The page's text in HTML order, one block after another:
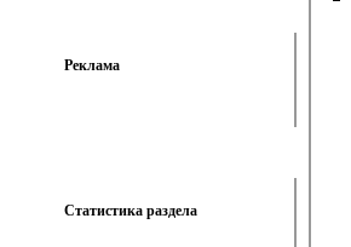
Реклама
Статистика раздела